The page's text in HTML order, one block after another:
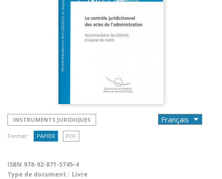
INSTRUMENTS JURIDIQUES
Format : PAPIER PDF
ISBN 978-92-871-5745-4
Type de document : Livre